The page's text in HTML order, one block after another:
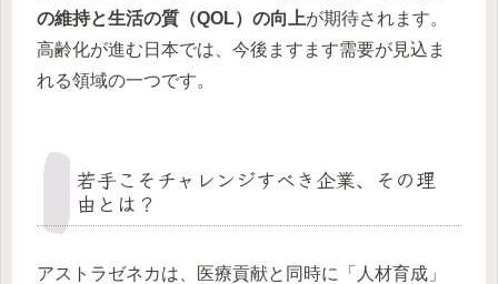
の維持と生活の質（QOL）の向上が期待されます。
高齢化が進む日本では、今後ますます需要が見込ま
れる領域の一つです。
若手こそチャレンジすべき企業、その理
由とは？
アストラゼネカは、医療貢献と同時に「人材育成」